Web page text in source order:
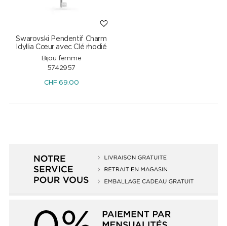
Swarovski Pendentif Charm
Idyllia Cœur avec Clé rhodié
Bijou femme
5742957
CHF69.00